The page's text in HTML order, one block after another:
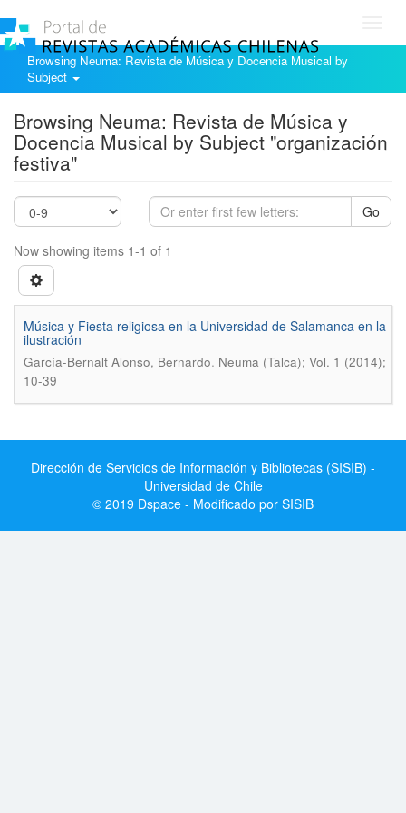
Browsing Neuma: Revista de Música y Docencia Musical by
Subject
Browsing Neuma: Revista de Música y
Docencia Musical by Subject "organización
festiva"
Go
Now showing items 1-1 of 1
Música y Fiesta religiosa en la Universidad de Salamanca en la
ilustración
García-Bernalt Alonso, Bernardo. Neuma (Talca); Vol. 1 (2014);
10-39
Dirección de Servicios de Información y Bibliotecas (SISIB) -
Universidad de Chile
© 2019 Dspace - Modificado por SISIB